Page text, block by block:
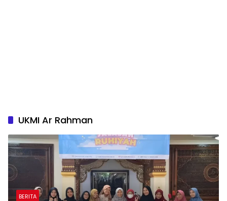
UKMI Ar Rahman
BERITA